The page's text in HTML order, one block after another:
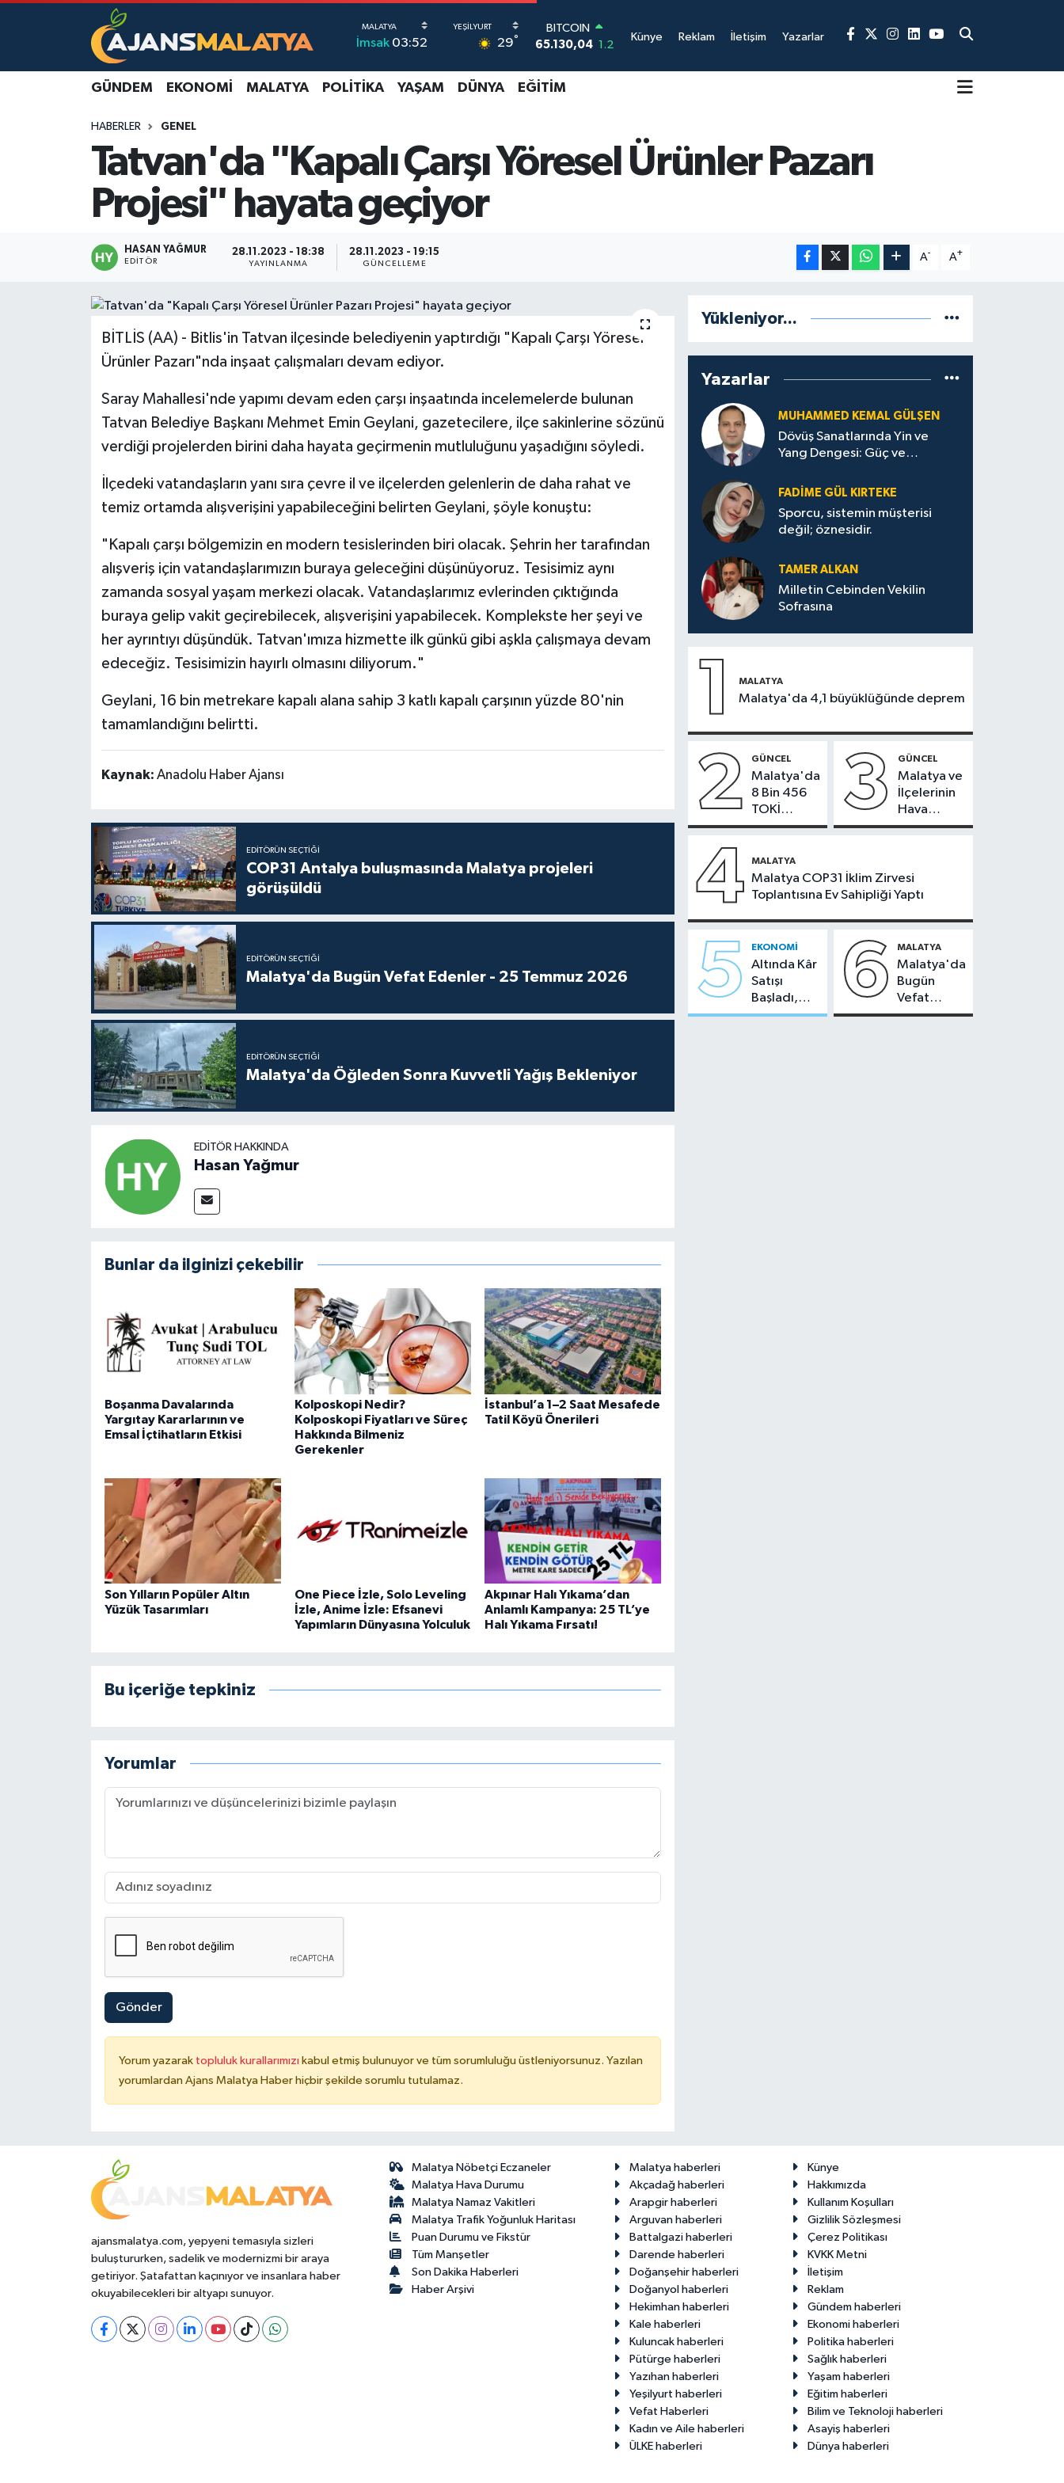
İmsak03:52 29°
BITCOIN
65.130,04 1.2
47,7106 0.17
EURO
GRAM ALTIN
6618.49 2.12
Künye Reklam İletişim Yazarlar
GÜNDEM EKONOMI MALATYA POLITIKA YAŞAM DÜNYA EĞITIM
HABERLER GENEL
Tatvan'da "Kapalı Çarşı Yöresel Ürünler Pazarı
Projesi" hayata geçiyor
HASAN YAĞMUR
EDITÖR
28.11.2023 - 18:38
YAYINLANMA
28.11.2023 - 19:15
GÜNCELLEME
A- A+
BİTLİS (AA) - Bitlis'in Tatvan ilçesinde belediyenin yaptırdığı "Kapalı Çarşı Yöresel
Ürünler Pazarı"nda inşaat çalışmaları devam ediyor.
Saray Mahallesi'nde yapımı devam eden çarşı inşaatında incelemelerde bulunan
Tatvan Belediye Başkanı Mehmet Emin Geylani, gazetecilere, ilçe sakinlerine sözünü
verdiği projelerden birini daha hayata geçirmenin mutluluğunu yaşadığını söyledi.
İlçedeki vatandaşların yanı sıra çevre il ve ilçelerden gelenlerin de daha rahat ve
temiz ortamda alışverişini yapabileceğini belirten Geylani, şöyle konuştu:
"Kapalı çarşı bölgemizin en modern tesislerinden biri olacak. Şehrin her tarafından
alışveriş için vatandaşlarımızın buraya geleceğini düşünüyoruz. Tesisimiz aynı
zamanda sosyal yaşam merkezi olacak. Vatandaşlarımız evlerinden çıktığında
buraya gelip vakit geçirebilecek, alışverişini yapabilecek. Komplekste her şeyi ve
her ayrıntıyı düşündük. Tatvan'ımıza hizmette ilk günkü gibi aşkla çalışmaya devam
edeceğiz. Tesisimizin hayırlı olmasını diliyorum."
Geylani, 16 bin metrekare kapalı alana sahip 3 katlı kapalı çarşının yüzde 80'nin
tamamlandığını belirtti.
Kaynak: Anadolu Haber Ajansı
EDITÖRÜN SEÇTIĞI
COP31 Antalya buluşmasında Malatya projeleri
görüşüldü
EDITÖRÜN SEÇTIĞI
Malatya'da Bugün Vefat Edenler - 25 Temmuz 2026
EDITÖRÜN SEÇTIĞI
Malatya'da Öğleden Sonra Kuvvetli Yağış Bekleniyor
EDITÖR HAKKINDA
Hasan Yağmur
Bunlar da ilginizi çekebilir
Boşanma Davalarında
Yargıtay Kararlarının ve
Emsal İçtihatların Etkisi
Kolposkopi Nedir?
Kolposkopi Fiyatları ve Süreç
Hakkında Bilmeniz
Gerekenler
İstanbul’a 1–2 Saat Mesafede
Tatil Köyü Önerileri
Son Yılların Popüler Altın
Yüzük Tasarımları
One Piece İzle, Solo Leveling
İzle, Anime İzle: Efsanevi
Yapımların Dünyasına Yolculuk
Akpınar Halı Yıkama’dan
Anlamlı Kampanya: 25 TL’ye
Halı Yıkama Fırsatı!
Bu içeriğe tepkiniz
Yorumlar
Gönder
Yorum yazarak topluluk kurallarımızı kabul etmiş bulunuyor ve tüm sorumluluğu üstleniyorsunuz. Yazılan
yorumlardan Ajans Malatya Haber hiçbir şekilde sorumlu tutulamaz.
Yükleniyor...
Yazarlar
MUHAMMED KEMAL GÜLŞEN
Dövüş Sanatlarında Yin ve
Yang Dengesi: Güç ve
FADIME GÜL KIRTEKE
Sporcu, sistemin müşterisi
değil; öznesidir.
TAMER ALKAN
Milletin Cebinden Vekilin
Sofrasına
1 MALATYA
Malatya'da 4,1 büyüklüğünde deprem
2 GÜNCEL
Malatya'da
8 Bin 456
TOKİ
Konutunun
Bugün
Çekiliyor
3 GÜNCEL
Malatya ve
İlçelerinin
Hava
Durumu -
2026
4 MALATYA
Malatya COP31 İklim Zirvesi
Toplantısına Ev Sahipliği Yaptı
5 EKONOMI
Altında Kâr
Satışı
Başladı,
Malatya'da
6 MALATYA
Malatya'da
Bugün
Vefat
Edenler -
ajansmalatya.com, yepyeni temasıyla sizleri
buluştururken, sadelik ve modernizmi bir araya
getiriyor. Şatafattan kaçınıyor ve insanlara haber
okuyabilecekleri bir altyapı sunuyor.
Malatya Nöbetçi Eczaneler
Malatya Hava Durumu
Malatya Namaz Vakitleri
Malatya Trafik Yoğunluk Haritası
Puan Durumu ve Fikstür
Tüm Manşetler
Son Dakika Haberleri
Haber Arşivi
Malatya haberleri
Künye
Akçadağ haberleri
Hakkımızda
Arapgir haberleri
Kullanım Koşulları
Arguvan haberleri
Gizlilik Sözleşmesi
Battalgazi haberleri
Çerez Politikası
Darende haberleri
KVKK Metni
Doğanşehir haberleri
İletişim
Doğanyol haberleri
Reklam
Hekimhan haberleri
Gündem haberleri
Kale haberleri
Ekonomi haberleri
Kuluncak haberleri
Politika haberleri
Pütürge haberleri
Sağlık haberleri
Yazıhan haberleri
Yaşam haberleri
Yeşilyurt haberleri
Eğitim haberleri
Vefat Haberleri
Bilim ve Teknoloji haberleri
Kadın ve Aile haberleri
Asayiş haberleri
ÜLKE haberleri
Dünya haberleri
Gündem
Kültür & Sanat
Teknoloji
Malatya Nöbetçi Eczaneler
TFF 3.Lig 2.Grup Puan Durumu ve Fikstür
Tüm Manşetler
Son Dakika Haberleri
Haber Arşivi